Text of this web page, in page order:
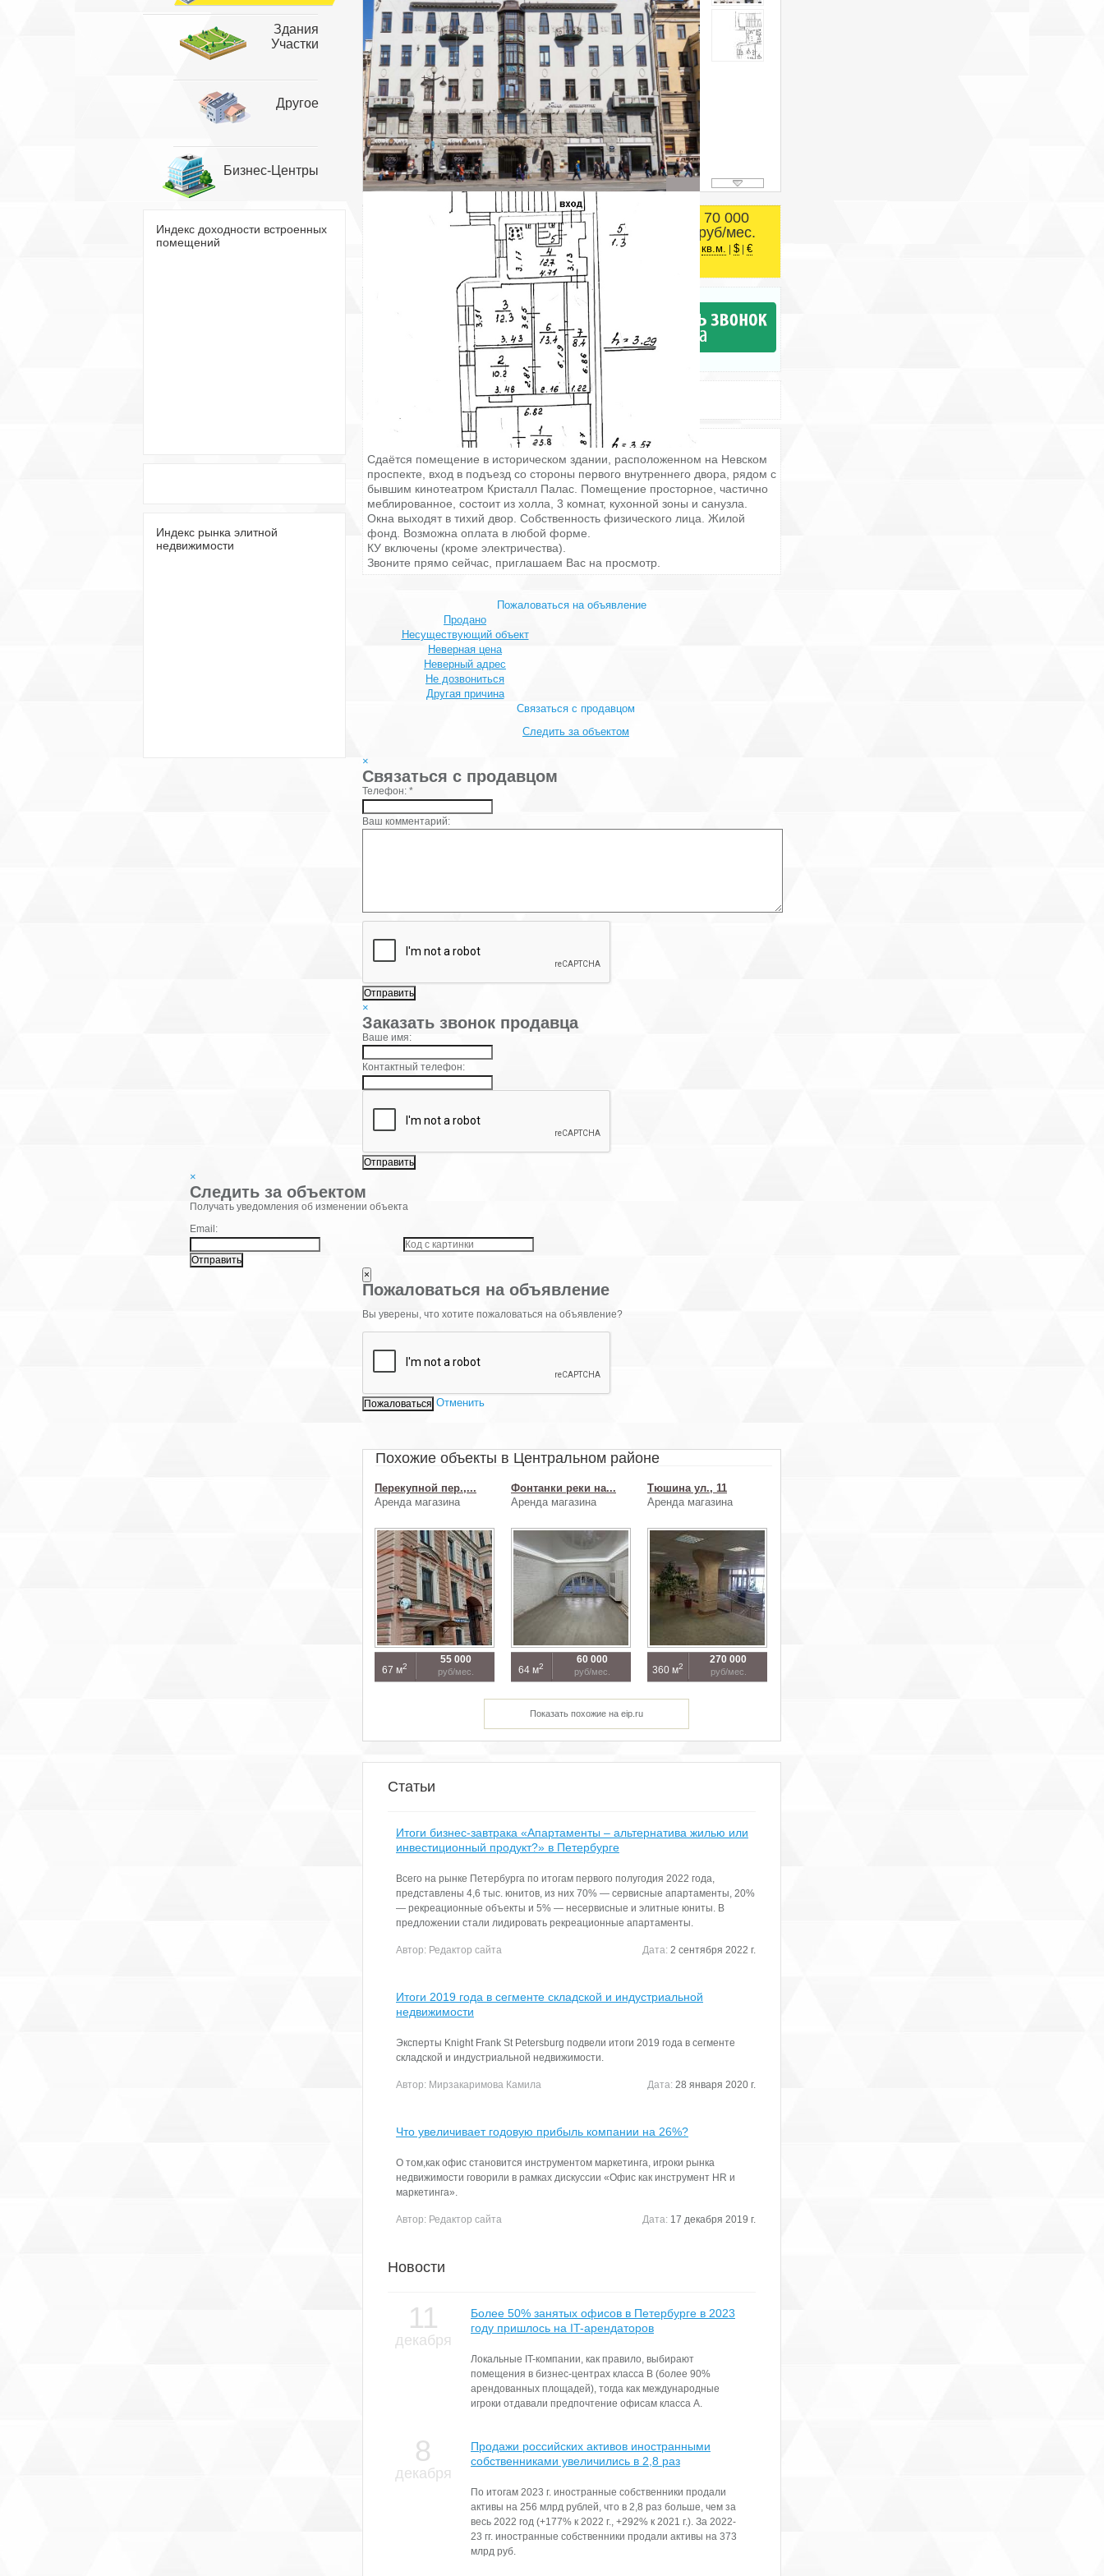
Здания
Участки
Другое
Бизнес-Центры
Индекс доходности встроенных
помещений
Индекс рынка элитной
недвижимости
Центральный район
Площадь
84.1 м 2
70 000
руб/мес.
кв.м. $| €
Адвекс
Состояние ремонта: Хорошее
Этажей всего: 6
Снять, арендовать магазин:
Сдаётся помещение в историческом здании, расположенном на Невском
проспекте, вход в подъезд со стороны первого внутреннего двора, рядом с
бывшим кинотеатром Кристалл Палас. Помещение просторное, частично
меблированное, состоит из холла, 3 комнат, кухонной зоны и санузла.
Окна выходят в тихий двор. Собственность физического лица. Жилой
фонд. Возможна оплата в любой форме.
КУ включены (кроме электричества).
Звоните прямо сейчас, приглашаем Вас на просмотр.
Пожаловаться на объявление
Продано
Несуществующий объект
Неверная цена
Неверный адрес
Не дозвониться
Другая причина
Связаться с продавцом
Следить за объектом
×
Связаться с продавцом
Телефон: *
Ваш комментарий:
×
Заказать звонок продавца
Ваше имя:
Контактный телефон:
×
Следить за объектом
Фамилия:
Получать уведомления об изменении объекта
Email:
×
Пожаловаться на объявление
Вы уверены, что хотите пожаловаться на объявление?
Отменить
Похожие объекты в Центральном районе
Перекупной пер.,...
Аренда магазина
67 м2
55 000
руб/мес.
Фонтанки реки на...
Аренда магазина
64 м2
60 000
руб/мес.
Тюшина ул., 11
Аренда магазина
360 м2
270 000
руб/мес.
Показать похожие на eip.ru
Статьи
Итоги бизнес-завтрака «Апартаменты – альтернатива жилью или
инвестиционный продукт?» в Петербурге
Всего на рынке Петербурга по итогам первого полугодия 2022 года,
представлены 4,6 тыс. юнитов, из них 70% — сервисные апартаменты, 20%
— рекреационные объекты и 5% — несервисные и элитные юниты. В
предложении стали лидировать рекреационные апартаменты.
Автор: Редактор сайта Дата: 2 сентября 2022 г.
Итоги 2019 года в сегменте складской и индустриальной
недвижимости
Эксперты Knight Frank St Petersburg подвели итоги 2019 года в сегменте
складской и индустриальной недвижимости.
Автор: Мирзакаримова Камила Дата: 28 января 2020 г.
Что увеличивает годовую прибыль компании на 26%?
О том,как офис становится инструментом маркетинга, игроки рынка
недвижимости говорили в рамках дискуссии «Офис как инструмент HR и
маркетинга».
Автор: Редактор сайта Дата: 17 декабря 2019 г.
Новости
11
декабря
Более 50% занятых офисов в Петербурге в 2023
году пришлось на IT-арендаторов
Локальные IT-компании, как правило, выбирают
помещения в бизнес-центрах класса В (более 90%
арендованных площадей), тогда как международные
игроки отдавали предпочтение офисам класса А.
8
декабря
Продажи российских активов иностранными
собственниками увеличились в 2,8 раз
По итогам 2023 г. иностранные собственники продали
активы на 256 млрд рублей, что в 2,8 раз больше, чем за
весь 2022 год (+177% к 2022 г., +292% к 2021 г.). За 2022-
23 гг. иностранные собственники продали активы на 373
млрд руб.